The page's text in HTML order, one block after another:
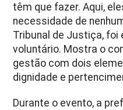
têm que fazer. Aqui,
necessidade de
Tribunal de Justiça, foi
voluntário. Mostra o
gestão com dois
dignidade e
Durante o evento, a